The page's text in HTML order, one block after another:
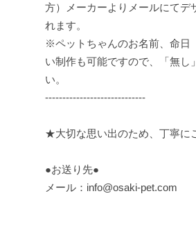
方）メーカーよりメールにてデ
れます。
※ペットちゃんのお名前、命日
い制作も可能ですので、「無し
い。
-----------------------------
★大切な思い出のため、丁寧に
●お送り先●
メール： info@osaki-pet.com